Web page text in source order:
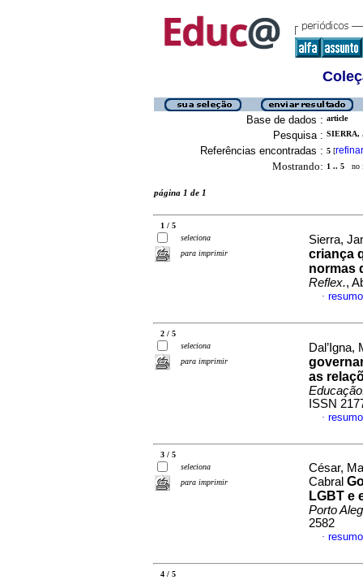
Base de dados : article
Pesquisa : SIERRA,
Referências encontradas : 5 [refinar
Mostrando: 1 .. 5 no
página 1 de 1
1 / 5
seleciona
para imprimir
Sierra,
criança
normas
Reflex.,
·
2 / 5
seleciona
para imprimir
as
ISSN
·
3 / 5
seleciona
para imprimir
César,
Cabral
LGBT e
Porto
2582
·
4 / 5